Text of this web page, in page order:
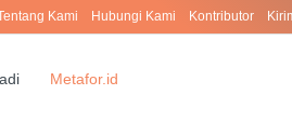
Kami Hubungi Kami Kontributor
Metafor.id